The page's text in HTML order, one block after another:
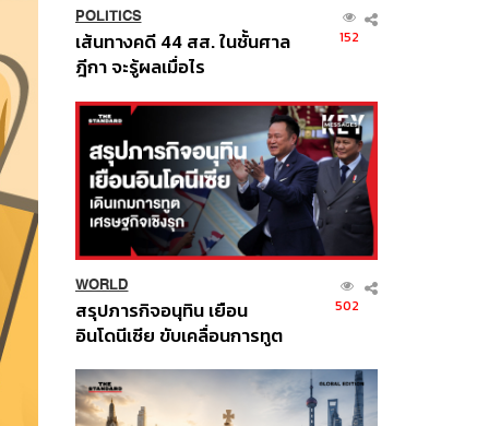
POLITICS
เส้นทางคดี 44 สส. ในชั้นศาล
ฎีกา จะรู้ผลเมื่อไร
152
WORLD
สรุปภารกิจอนุทิน เยือน
อินโดนีเซีย ขับเคลื่อนการทูต
ส่วนยุทธศาสตร์ไทย –
อินโดนีเซีย
502